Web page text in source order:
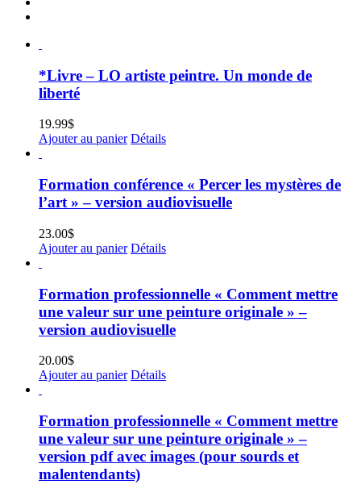
*Livre – LO artiste peintre. Un monde de
liberté
19.99$
Ajouter au panier Détails
Formation conférence « Percer les mystères de
l’art » – version audiovisuelle
23.00$
Ajouter au panier Détails
Formation professionnelle « Comment mettre
une valeur sur une peinture originale » –
version audiovisuelle
20.00$
Ajouter au panier Détails
Formation professionnelle « Comment mettre
une valeur sur une peinture originale » –
version pdf avec images (pour sourds et
malentendants)